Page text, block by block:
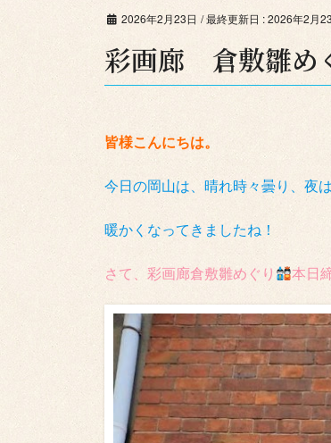
2026年2月23日 / 最終更新日 :2026年2月
彩画廊 倉敷雛め
皆様こんにちは。
今日の岡山は、晴れ時々曇り、夜
暖かくなってきましたね！
さて、彩画廊倉敷雛めぐり 本日